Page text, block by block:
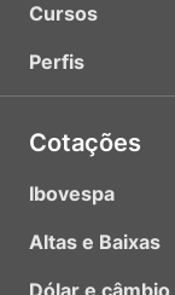
Cursos
Perfis
Cotações
Ibovespa
Altas e Baixas
Dólar e câmbio